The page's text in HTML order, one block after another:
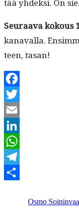
tää yhdek­si. On
Seu­raa­va kok­ous
kanaval­la.
teen, tasan!
Facebook
Twitter
Email
LinkedIn
WhatsApp
Telegram
Osmo